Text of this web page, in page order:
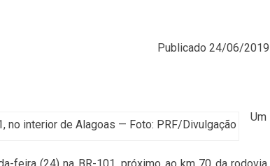
Publicado 24/06/2019
no interior de Alagoas — Foto: PRF/Divulgação
Um